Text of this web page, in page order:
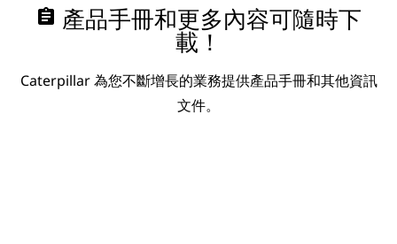
assignment 產品手冊和更多內容可隨時下
載！
Caterpillar 為您不斷增長的業務提供產品手冊和其他資訊
文件。